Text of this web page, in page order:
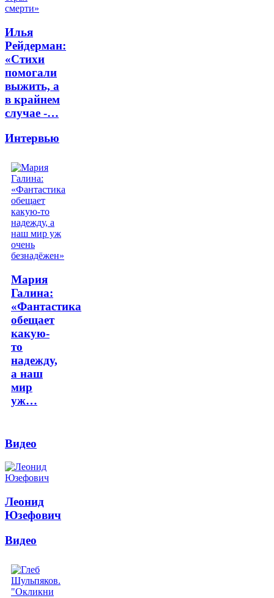
Илья
Рейдерман:
«Стихи
помогали
выжить, а
в крайнем
случае -…
Интервью
Мария
Галина:
«Фантастика
обещает
какую-
то
надежду,
а наш
мир
уж…
Видео
Леонид
Юзефович
Видео